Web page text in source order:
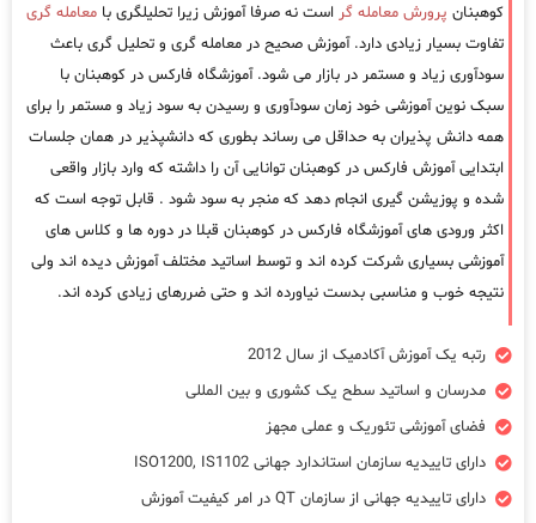
کوهبنان پرورش معامله گر است نه صرفا آموزش زیرا تحلیلگری با معامله گری
تفاوت بسیار زیادی دارد. آموزش صحیح در معامله گری و تحلیل گری باعث
سودآوری زیاد و مستمر در بازار می شود. آموزشگاه فارکس در کوهبنان با
سبک نوین آموزشی خود زمان سودآوری و رسیدن به سود زیاد و مستمر را برای
همه دانش پذیران به حداقل می رساند بطوری که دانشپذیر در همان جلسات
ابتدایی آموزش فارکس در کوهبنان توانایی آن را داشته که وارد بازار واقعی
شده و پوزیشن گیری انجام دهد که منجر به سود شود . قابل توجه است که
اکثر ورودی های آموزشگاه فارکس در کوهبنان قبلا در دوره ها و کلاس های
آموزشی بسیاری شرکت کرده اند و توسط اساتید مختلف آموزش دیده اند ولی
نتیجه خوب و مناسبی بدست نیاورده اند و حتی ضررهای زیادی کرده اند.
رتبه یک آموزش آکادمیک از سال 2012
مدرسان و اساتید سطح یک کشوری و بین المللی
فضای آموزشی تئوریک و عملی مجهز
دارای تاییدیه سازمان استاندارد جهانی ISO1200, IS1102
دارای تاییدیه جهانی از سازمان QT در امر کیفیت آموزش